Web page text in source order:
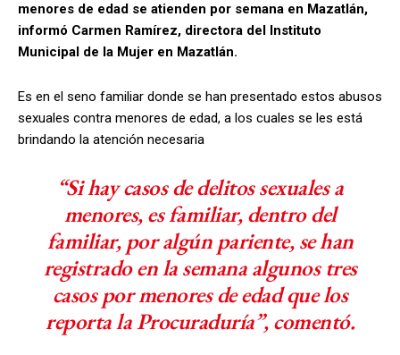
menores de edad se atienden por semana en Mazatlán,
informó Carmen Ramírez, directora del Instituto
Municipal de la Mujer en Mazatlán.
Es en el seno familiar donde se han presentado estos abusos
sexuales contra menores de edad, a los cuales se les está
brindando la atención necesaria
“Si hay casos de delitos sexuales a
menores, es familiar, dentro del
familiar, por algún pariente, se han
registrado en la semana algunos tres
casos por menores de edad que los
reporta la Procuraduría”, comentó.